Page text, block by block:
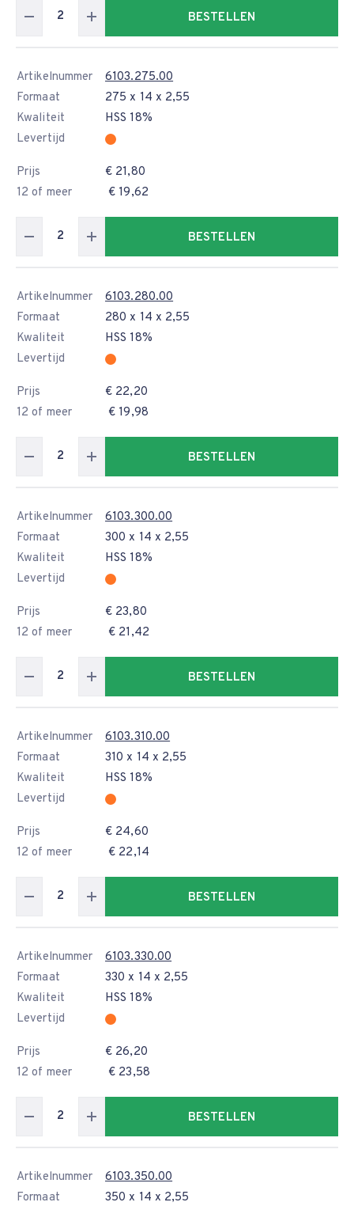
BESTELLEN
Artikelnummer
6103.275.00
Formaat
275 x 14 x 2,55
Kwaliteit
HSS 18%
Levertijd
Prijs
€ 21,80
12 of meer
€ 19,62
BESTELLEN
Artikelnummer
6103.280.00
Formaat
280 x 14 x 2,55
Kwaliteit
HSS 18%
Levertijd
Prijs
€ 22,20
12 of meer
€ 19,98
BESTELLEN
Artikelnummer
6103.300.00
Formaat
300 x 14 x 2,55
Kwaliteit
HSS 18%
Levertijd
Prijs
€ 23,80
12 of meer
€ 21,42
BESTELLEN
Artikelnummer
6103.310.00
Formaat
310 x 14 x 2,55
Kwaliteit
HSS 18%
Levertijd
Prijs
€ 24,60
12 of meer
€ 22,14
BESTELLEN
Artikelnummer
6103.330.00
Formaat
330 x 14 x 2,55
Kwaliteit
HSS 18%
Levertijd
Prijs
€ 26,20
12 of meer
€ 23,58
BESTELLEN
Artikelnummer
6103.350.00
Formaat
350 x 14 x 2,55